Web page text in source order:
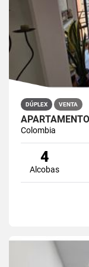
DÚPLEX VENTA
Colombia
4
Alcobas